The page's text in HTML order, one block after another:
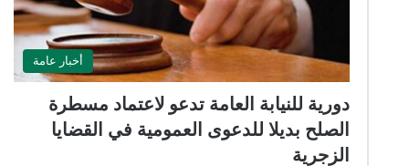
أخبار عامة
دورية للنيابة العامة تدعو لاعتماد مسطرة
الصلح بديلا للدعوى العمومية في القضايا
الزجرية